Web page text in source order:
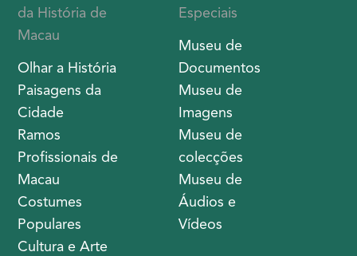
da História de
Macau
Olhar a História
Paisagens da
Cidade
Ramos
Profissionais de
Macau
Costumes
Populares
Cultura e Arte
Especiais
Museu de
Documentos
Museu de
Imagens
Museu de
colecções
Museu de
Áudios e
Vídeos